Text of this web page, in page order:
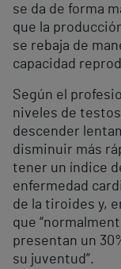
se da de forma
que la
se rebaja de
capacidad
Según el
niveles de
descender
disminuir más
tener un índice
enfermedad
de la tiroides y,
que
presentan un
su juventud”.